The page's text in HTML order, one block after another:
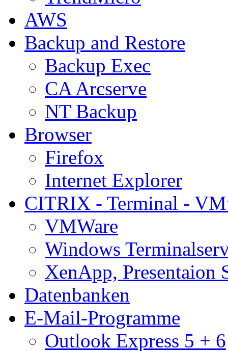
AWS
Backup and Restore
Backup Exec
CA Arcserve
NT Backup
Browser
Firefox
Internet Explorer
CITRIX - Terminal -
VMWare
Windows
XenApp, Presentaion
Datenbanken
E-Mail-Programme
Outlook Express 5 + 6